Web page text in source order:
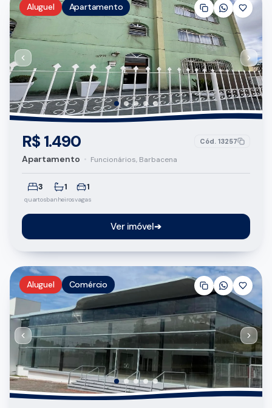
Aluguel Apartamento
R$ 1.490 Cód. 13257
Apartamento • Funcionários, Barbacena
3
quartos
1
banheiros
1
vagas
Ver imóvel➔
Aluguel Comércio